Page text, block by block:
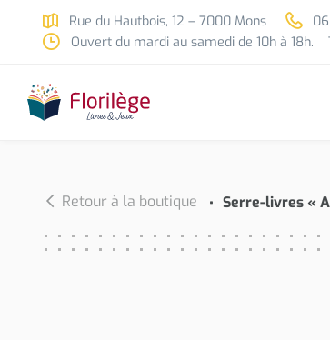
Skip to main content
Rue du Hautbois, 12 – 7000 Mons
Ouvert du mardi au samedi de 10h à 18h.
Retour à la boutique Serre-livres «